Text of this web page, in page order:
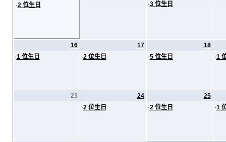
·2 位生日
·3 位生日
16
·1 位生日
17
·2 位生日
18
·5 位生日 ·1
23
24
·2 位生日
25
·2 位生日 ·1